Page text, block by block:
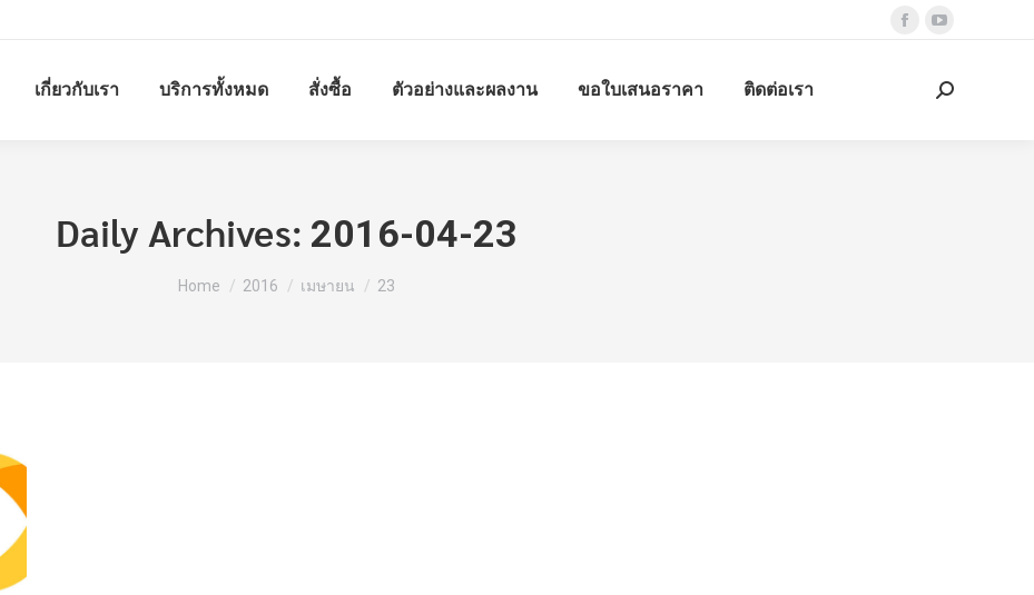
Facebook
opens
YouTube
opens
เกี่ยวกับเรา บริการทั้งหมด สั่งซื้อ ตัวอย่างและผลงาน ขอใบเสนอราคา ติดต่อเรา Search:
Daily Archives: 2016-04-23
You are here:
Home 2016 เมษายน 23